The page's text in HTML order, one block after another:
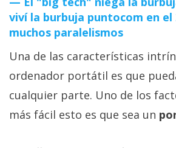
viví la burbuja puntocom en el
muchos paralelismos
Una de las características
ordenador portátil es que
cualquier parte. Uno de los
más fácil esto es que sea un